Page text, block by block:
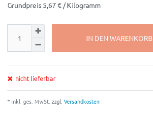
Grundpreis 5,67 € / Kilogramm
IN DEN WARENKORB
nicht lieferbar
* inkl. ges. MwSt. zzgl. Versandkosten